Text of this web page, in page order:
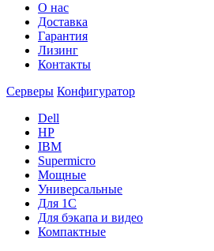
О нас
Доставка
Гарантия
Лизинг
Контакты
Серверы Конфигуратор
Dell
HP
IBM
Supermicro
Мощные
Универсальные
Для 1С
Для бэкапа и видео
Компактные